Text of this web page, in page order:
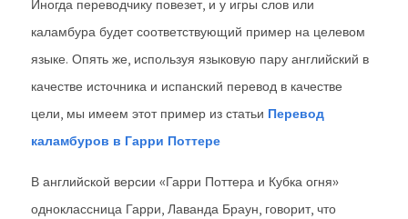
Иногда переводчику повезет, и у игры слов или
каламбура будет соответствующий пример на целевом
языке. Опять же, используя языковую пару английский в
качестве источника и испанский перевод в качестве
цели, мы имеем этот пример из статьи Перевод
каламбуров в Гарри Поттере
В английской версии «Гарри Поттера и Кубка огня»
одноклассница Гарри, Лаванда Браун, говорит, что